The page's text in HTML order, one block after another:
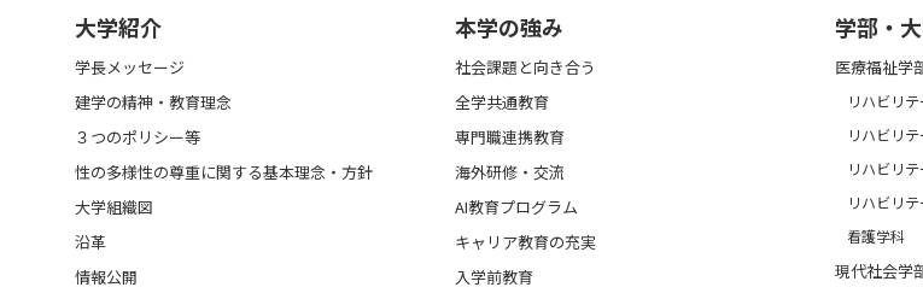
大学紹介
学長メッセージ
建学の精神・教育理念
３つのポリシー等
性の多様性の尊重に関する基本理念・方針
大学組織図
沿革
情報公開
本学の強み
社会課題と向き合う
全学共通教育
専門職連携教育
海外研修・交流
AI教育プログラム
キャリア教育の充実
入学前教育
学部・
医療福祉学
リハビリ
リハビリ
リハビリ
リハビリ
看護学科
現代社会学